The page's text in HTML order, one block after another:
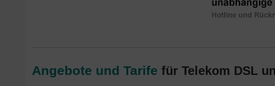
Angebote und Tarife für Telekom DSL